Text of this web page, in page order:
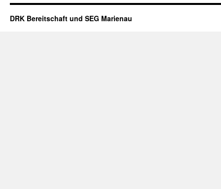
San-
Dienstanforderungen
DRK Bereitschaft und SEG Marienau